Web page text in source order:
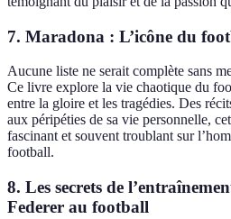
7. Maradona : L’icône du
Aucune liste ne serait complète sans
Ce livre explore la vie chaotique du
entre la gloire et les tragédies. Des
aux péripéties de sa vie personnelle,
fascinant et souvent troublant sur
football.
8. Les secrets de
Federer au football